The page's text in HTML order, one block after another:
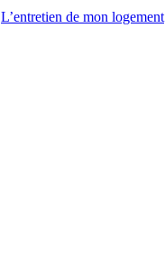
L’entretien de mon logement